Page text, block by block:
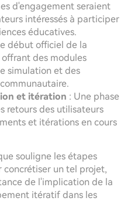
d'engagement seraient
intéressés à participer
éducatives.
début officiel de la
offrant des modules
simulation et des
et itération : Une phase
retours des utilisateurs
et itérations en cours
souligne les étapes
concrétiser un tel projet,
de l'implication de la
itératif dans les